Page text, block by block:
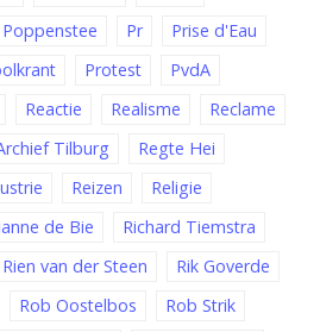
Poppenstee Pr
Prise d'Eau
Protest
PvdA
Reactie Realisme
Reclame
Tilburg
Regte Hei
Reizen
Religie
de Bie
Richard Tiemstra
Rien van der Steen
Rik Goverde
Rob Oostelbos
Rob Strik